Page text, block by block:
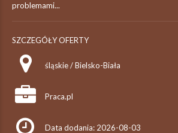
problemami...
SZCZEGÓŁY OFERTY
śląskie / Bielsko-Biała
Praca.pl
Data dodania: 2026-08-03